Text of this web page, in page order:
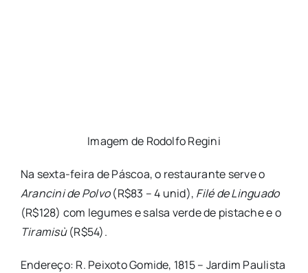
Imagem de Rodolfo Regini
Na sexta-feira de Páscoa, o restaurante serve o
Arancini de Polvo(R$83 – 4 unid), Filé de Linguado
(R$128) com legumes e salsa verde de pistache e o
Tiramisù(R$54).
Endereço: R. Peixoto Gomide, 1815 – Jardim Paulista